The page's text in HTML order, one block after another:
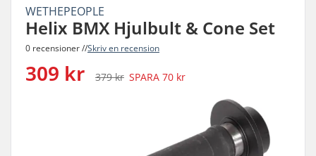
WETHEPEOPLE
Helix BMX Hjulbult & Cone Set
0 recensioner //Skriv en recension
309 kr 379 kr SPARA 70 kr